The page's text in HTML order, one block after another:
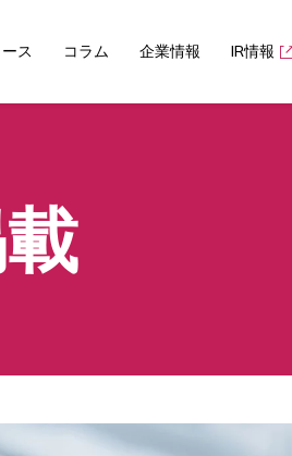
ス コラム 企業情報 IR情報